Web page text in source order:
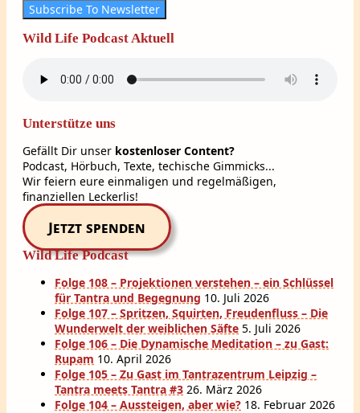
Subscribe To Newsletter
Wild Life Podcast Aktuell
Unterstütze uns
Gefällt Dir unser kostenloser Content?
Podcast, Hörbuch, Texte, techische Gimmicks...
Wir feiern eure einmaligen und regelmäßigen,
finanziellen Leckerlis!
Jetzt spenden
Wild Life Podcast
Folge 108 – Projektionen verstehen – ein Schlüssel
für Tantra und Begegnung 10. Juli 2026
Folge 107 – Spritzen, Squirten, Freudenfluss – Die
Wunderwelt der weiblichen Säfte 5. Juli 2026
Folge 106 – Die Dynamische Meditation – zu Gast:
Rupam 10. April 2026
Folge 105 – Zu Gast im Tantrazentrum Leipzig –
Tantra meets Tantra #3 26. März 2026
Folge 104 – Aussteigen, aber wie? 18. Februar 2026